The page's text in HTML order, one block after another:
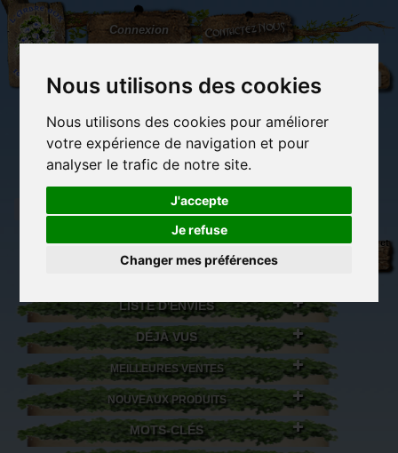
Nous utilisons des cookies
Nous utilisons des cookies pour améliorer
votre expérience de navigation et pour
analyser le trafic de notre site.
J'accepte
Je refuse
Changer mes préférences
L'Arbre
aux
100.000
Connexion Contactez-nous
(vide)
Librairie des
Carterie
originale
Activités
détente et jeux
Objets déco et
LISTE D'ENVIES
DÉJÀ VUS
MEILLEURES VENTES
NOUVEAUX PRODUITS
MOTS-CLÉS